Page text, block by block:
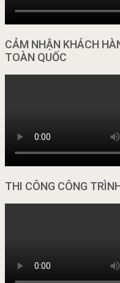
CẢM NHẬN KHÁCH
TOÀN QUỐC
THI CÔNG CÔNG